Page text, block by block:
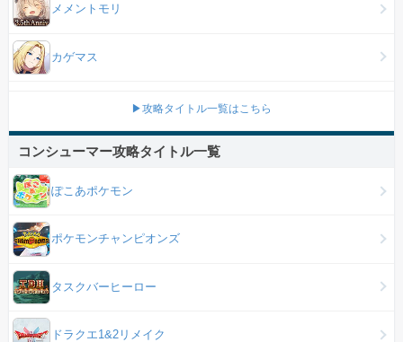
メメントモリ
カゲマス
▶攻略タイトル一覧はこちら
コンシューマー攻略タイトル一覧
ぽこあポケモン
ポケモンチャンピオンズ
タスクバーヒーロー
ドラクエ1&2リメイク